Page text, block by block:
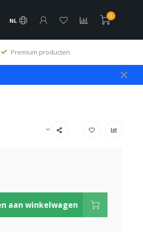
NL
0
Premium producten
aan winkelwagen